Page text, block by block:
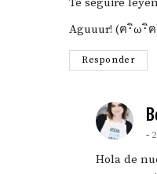
Te seguiré
Aguuur! (ฅ･ิω･ิ
Responder
Hola de